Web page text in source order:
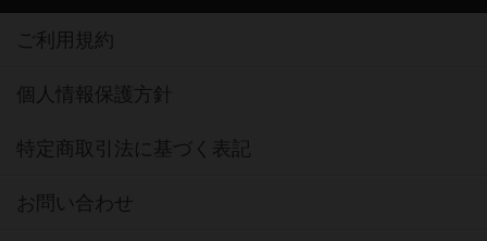
ご利用規約
個人情報保護方針
特定商取引法に基づく表記
お問い合わせ